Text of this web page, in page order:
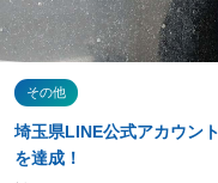
その他
埼玉県LINE公式アカウン
を達成！